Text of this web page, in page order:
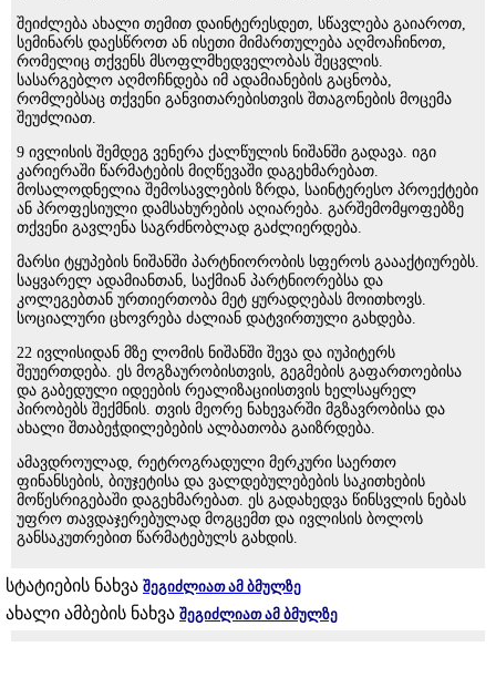
შეიძლება ახალი თემით დაინტერესდეთ, სწავლება გაიაროთ,
სემინარს დაესწროთ ან ისეთი მიმართულება აღმოაჩინოთ,
რომელიც თქვენს მსოფლმხედველობას შეცვლის.
სასარგებლო აღმოჩნდება იმ ადამიანების გაცნობა,
რომლებსაც თქვენი განვითარებისთვის შთაგონების მოცემა
შეუძლიათ.
9 ივლისის შემდეგ ვენერა ქალწულის ნიშანში გადავა. იგი
კარიერაში წარმატების მიღწევაში დაგეხმარებათ.
მოსალოდნელია შემოსავლების ზრდა, საინტერესო პროექტები
ან პროფესიული დამსახურების აღიარება. გარშემომყოფებზე
თქვენი გავლენა საგრძნობლად გაძლიერდება.
მარსი ტყუპების ნიშანში პარტნიორობის სფეროს გაააქტიურებს.
საყვარელ ადამიანთან, საქმიან პარტნიორებსა და
კოლეგებთან ურთიერთობა მეტ ყურადღებას მოითხოვს.
სოციალური ცხოვრება ძალიან დატვირთული გახდება.
22 ივლისიდან მზე ლომის ნიშანში შევა და იუპიტერს
შეუერთდება. ეს მოგზაურობისთვის, გეგმების გაფართოებისა
და გაბედული იდეების რეალიზაციისთვის ხელსაყრელ
პირობებს შექმნის. თვის მეორე ნახევარში მგზავრობისა და
ახალი შთაბეჭდილებების ალბათობა გაიზრდება.
ამავდროულად, რეტროგრადული მერკური საერთო
ფინანსების, ბიუჯეტისა და ვალდებულებების საკითხების
მოწესრიგებაში დაგეხმარებათ. ეს გადახედვა წინსვლის ნებას
უფრო თავდაჯერებულად მოგცემთ და ივლისის ბოლოს
განსაკუთრებით წარმატებულს გახდის.
სტატიების ნახვა შეგიძლიათ ამ ბმულზე
ახალი ამბების ნახვა შეგიძლიათ ამ ბმულზე